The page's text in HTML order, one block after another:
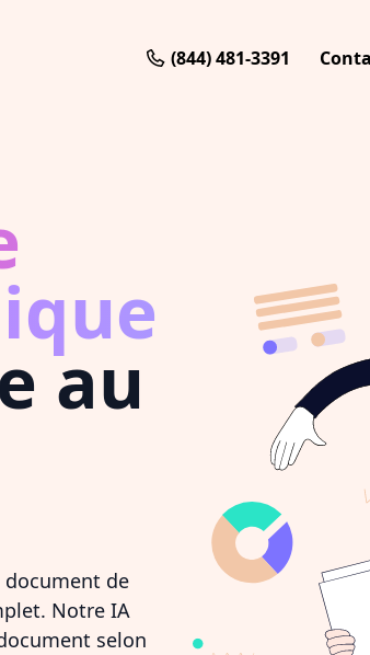
(844) 481-3391
au
document de
Notre IA
selon